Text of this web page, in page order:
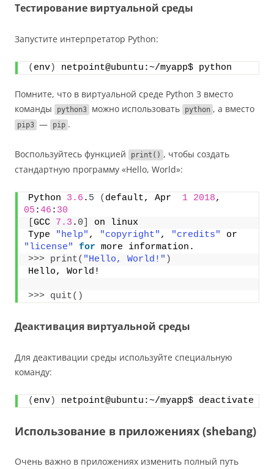
Тестирование виртуальной среды
Запустите интерпретатор Python:
( env) netpoint@ubuntu:~/myapp$ python
Помните, что в виртуальной среде Python 3 вместо
команды
python3 можно использовать python , а вместо
pip3 — pip .
Воспользуйтесь функцией print() , чтобы создать
стандартную программу «Hello, World»:
Python 3.6 . 5 ( default, Apr 1 2018
05 :46 : 30
GCC 7.3 . 0
on linux
Type
"help" , "copyright" , "credits"
"license"
for more information.
>>> print( "Hello, World!" )
Hello, World!
>>> quit()
Деактивация виртуальной среды
Для деактивации среды используйте специальную
команду:
( env) netpoint@ubuntu:~/myapp$ deactivate
Использование в приложениях (shebang)
Очень важно в приложениях изменить полный путь